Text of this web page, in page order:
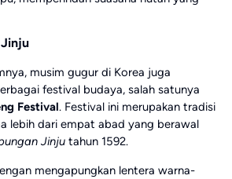
musim gugur di Korea juga
festival budaya, salah satunya
Festival. Festival ini merupakan tradisi
lebih dari empat abad yang berawal
Jinjutahun 1592.
mengapungkan lentera warna-